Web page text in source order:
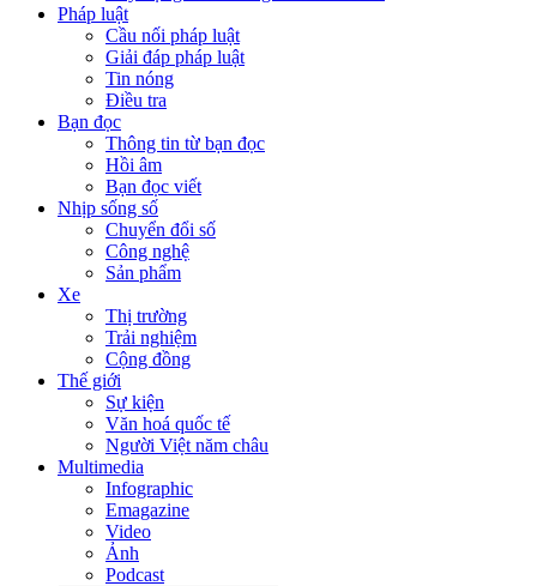
Pháp luật
Cầu nối pháp luật
Giải đáp pháp luật
Tin nóng
Điều tra
Bạn đọc
Thông tin từ bạn đọc
Hồi âm
Bạn đọc viết
Nhịp sống số
Chuyển đổi số
Công nghệ
Sản phẩm
Xe
Thị trường
Trải nghiệm
Cộng đồng
Thế giới
Sự kiện
Văn hoá quốc tế
Người Việt năm châu
Multimedia
Infographic
Emagazine
Video
Ảnh
Podcast